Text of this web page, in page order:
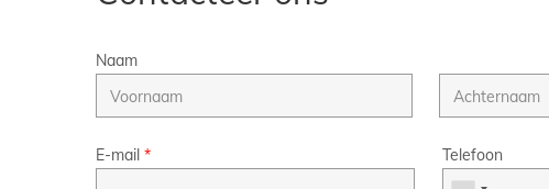
Naam
E-mail * Telefoon